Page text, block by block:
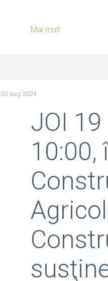
Mai mult
30 aug 2024
JOI
10:00,